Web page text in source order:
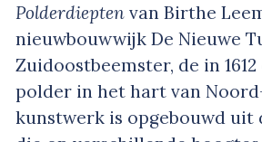
Polderdiepten van Birthe
nieuwbouwwijk De Nieuwe
Zuidoostbeemster, de in
polder in het hart van
kunstwerk is opgebouwd uit